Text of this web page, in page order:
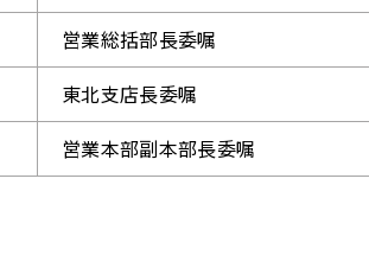
営業総括部長委嘱
東北支店長委嘱
営業本部副本部長委嘱